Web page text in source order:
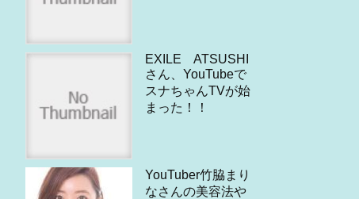
EXILE ATSUSHI
さん、YouTubeで
スナちゃんTVが始
まった！！
YouTuber竹脇まり
なさんの美容法や